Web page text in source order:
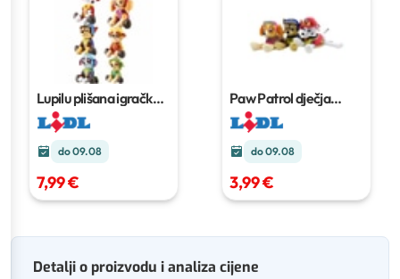
Lupilu plišana igračka
Komad
do 09.08
7,99 €
Paw Patrol dječja
igračkaKomad
do 09.08
3,99 €
Detalji o proizvodu i analiza cijene